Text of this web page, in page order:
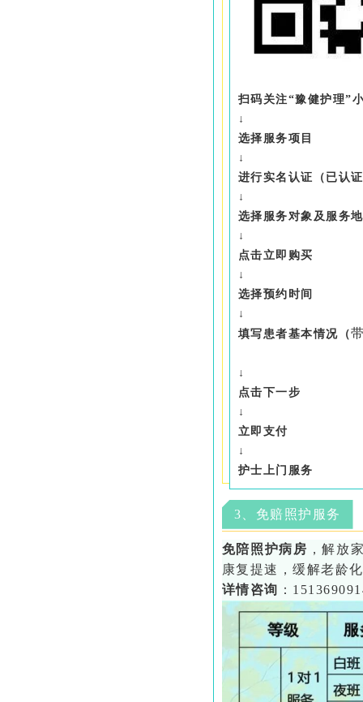
扫码关注“豫健护理”
↓
选择服务项目
↓
进行实名认证（已认
↓
选择服务对象及服务
↓
点击立即购买
↓
选择预约时间
↓
填写患者基本情况（
↓
点击下一步
↓
立即支付
↓
护士上门服务
3、免赔照护服务
免陪照护病房 ，解放
康复提速，缓解老龄
详情咨询 ：